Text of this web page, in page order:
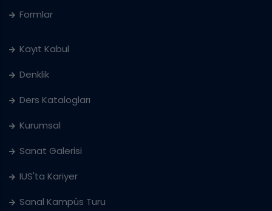
Formlar
Kayıt Kabul
Denklik
Ders Katalogları
Kurumsal
Sanat Galerisi
IUS'ta Kariyer
Sanal Kampüs Turu